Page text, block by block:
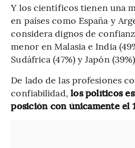
Y los científicos tienen una
en países como España y
considera dignos de
menor en Malasia e India
Sudáfrica (47%) y Japón
De lado de las profesiones
confiabilidad, los políticos
posición con únicamente el